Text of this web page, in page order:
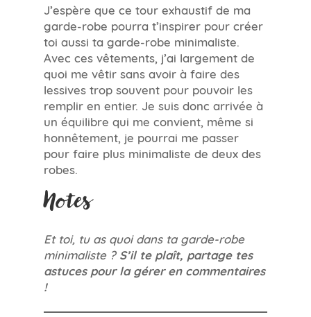
J’espère que ce tour exhaustif de ma
garde-robe pourra t’inspirer pour créer
toi aussi ta garde-robe minimaliste.
Avec ces vêtements, j’ai largement de
quoi me vêtir sans avoir à faire des
lessives trop souvent pour pouvoir les
remplir en entier. Je suis donc arrivée à
un équilibre qui me convient, même si
honnêtement, je pourrai me passer
pour faire plus minimaliste de deux des
robes.
Notes
Et toi, tu as quoi dans ta garde-robe
minimaliste ? S’il te plaît, partage tes
astuces pour la gérer en commentaires
!